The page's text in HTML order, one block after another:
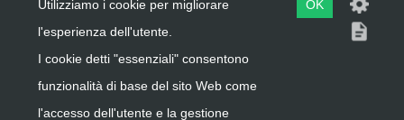
Carrello
Wishlist
Registrati
Utilizziamo i cookie per migliorare
l'esperienza dell'utente.
I cookie detti "essenziali" consentono
funzionalità di base del sito Web come
l'accesso dell'utente e la gestione
OK